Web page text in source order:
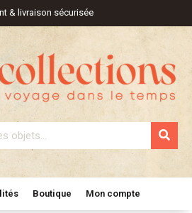
& livraison sécurisée
Boutique Mon compte